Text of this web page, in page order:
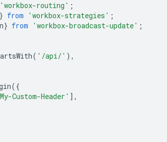
'workbox-routing' ;
} from 'workbox-strategies' ;
} from 'workbox-broadcast-update' ;
( '/api/' ),
({
Custom-Header' ],